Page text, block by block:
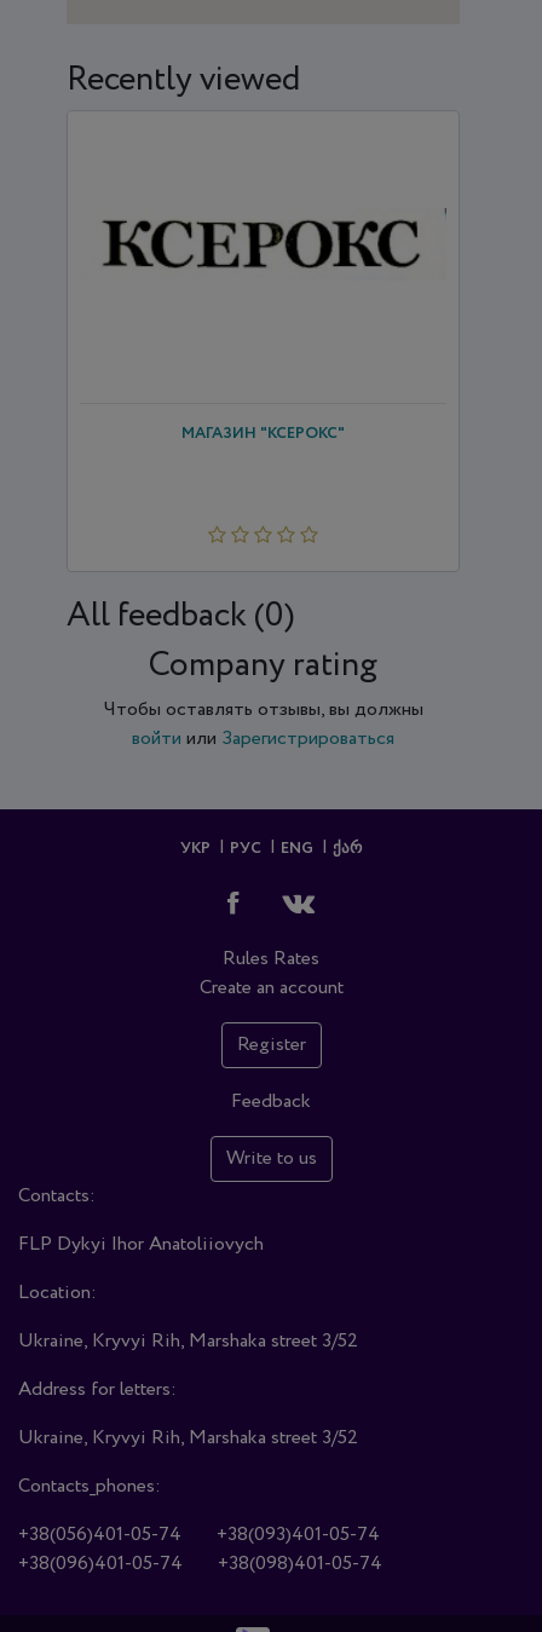
Recently viewed
МАГАЗИН "КСЕРОКС"
All feedback (0)
Company rating
Чтобы оставлять отзывы, вы должны
войти или Зарегистрироваться
УКР РУС ENG ᲥᲐᲠ
Rules Rates
Create an account
Register
Feedback
Write to us
Contacts:
FLP Dykyi Ihor Anatoliiovych
Location:
Ukraine, Kryvyi Rih, Marshaka street 3/52
Address for letters:
Ukraine, Kryvyi Rih, Marshaka street 3/52
Contacts_phones:
+38(056)401-05-74
+38(093)401-05-74
+38(096)401-05-74
+38(098)401-05-74